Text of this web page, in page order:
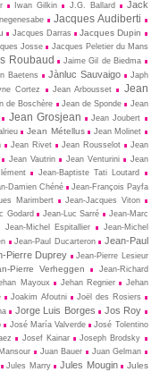
Iwan Gilkin J.G. Ballard
Jack
Jacques Audiberti
Jacques Darras Jacques Dupin
Josse Jacques Peletier du Mans
Roubaud
Jaime Gil de Biedma
Baetens Jànluc Sauvaigo
Japh
Cortez Jean Arbousset
Jean
de Boschère Jean de Sponde
Jean
Jean Grosjean
Jean Joubert
Jean Métellus
Jean Molinet
Jean Rivet Jean Rousselot
Jean
Jean Vautrin Jean Venturini
Jean
Jean-Baptiste Tati Loutard
Damien Chéné
Jean-François Payfa
Marimbert
Jean-Jacques Viton
Godard Jean-Luc Sarré
Jean-Marc
Jean-Michel Espitallier
Jean-Michel
Jean-Paul Ducarteron
Jean-Paul
Pierre Duprey
Jean-Pierre Lesieur
Pierre Verheggen
Jean-Richard
Mayoux Jehan Regnier
Jehan
Joakim Afoutni
Joël des Rosiers
Jorge Luis Borges Jos Roy
José María Valverde
José Tolentino
Josef Kainar
Joseph Brodsky
Juan Bauer
Juan Gelman
Jules Marry Jules Mougin
Jules